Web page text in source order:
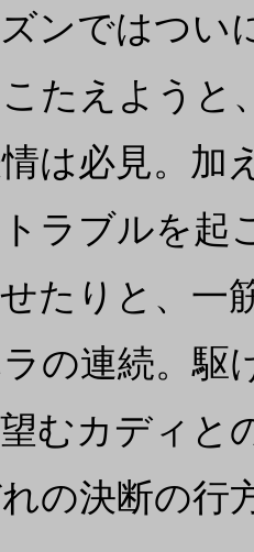
ンではつい
たえようと
は必見。加
ラブルを起
たりと、一
の連続。駆
むカディと
の決断の行